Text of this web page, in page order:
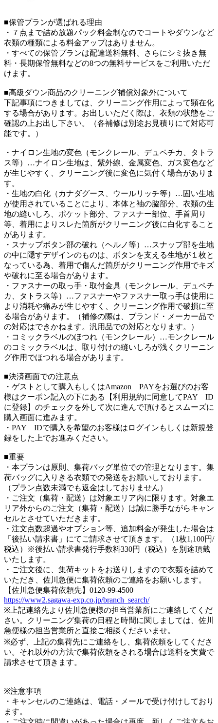
■保管プランが選ばれる理由
・７点まで詰め放題パック料金制なのでコートやダウンなど
衣類の種類による料金アップはありません。
・すべての保管プランは配達送料無料、さらにシミ抜き無
料・長期保管無料などの8つの無料サービスをご利用いただ
けます。
■高級ダウン商品のクリーニング補償対象外について
下記事項につきましては、クリーニング作用によって顕在化
する場合があります。お出しいただく際は、衣類の状態をご
確認の上お出し下さい。（各補修は別途お見積りにて対応可
能です。）
・ナイロン生地の変色（モンクレール、デュペチカ、タトラ
ス等）…ナイロン生地は、紫外線、金属変色、ガス変色など
が生じやすく、クリーニング後に変色に気付く場合がありま
す。
・生地の白化（カナダグース、ウールリッチ等）…固い生地
が使用されていることにより、本体と袖の脇部分、衣類の生
地の縫いしろ、ポケット部分、ファスナー部位、手首周り
等、着用によりスレた箇所がクリーニング後に白化すること
があります。
・スナップボタン部の破れ（ヘルノ等）…スナップ部を生地
の中に隠すデザインのものは、ボタンを支える生地が１枚と
なっている為、着用で傷んだ箇所がクリーニング作用でキズ
や破れに至る場合があります。
・ファスナーの取っ手・取付金具（モンクレール、デュペチ
カ、タトラス等）…ファスナーやファスナー取っ手は使用に
より消耗や痛みが生じやすく、クリーニング作用で破損に至
る場合があります。（補修の際は、ブランド・メーカー品で
の対応はできかねます。汎用品での対応となります。）
・コミックラベルのほつれ（モンクレール）…モンクレール
のコミックラベルは、取り付けの縫いしろが浅くクリーニン
グ作用でほつれる場合があります。
■決済画面での注意点
・ゲストとして購入もしくはAmazon PAYをお選びのお客
様はクーポン記入の下にある【利用規約に同意してPAY ID
に登録】のチェックを外して次に進んで頂けるとスムーズに
購入画面に進みます。
・PAY IDで購入を希望のお客様はログインもしくは新規登
録をした上でお進みください。
■重要
・本プランは原則、集荷バッグ単位での管理となります。集
荷バッグに入りきる衣類での発送をお願いしております。
（プラン点数未満でも返金はしておりません）
・ご注文（集荷・配送）は対象エリア内に限ります。対象エ
リア外からのご注文（集荷・配送）は誠に勝手ながらキャン
セルとさせていただきます。
・注文点数超過やオプション等、追加料金が発生した場合は
「後払い請求書」にてご請求させて頂きます。（1枚1,100円/
税込）※後払い請求書発行手数料330円（税込）を別途頂戴
いたします。
・ご注文後に、集荷キットをお送りしますので衣類を詰めて
いただき、佐川急便に集荷依頼のご連絡をお願いします。
【佐川急便集荷依頼先】0120-99-4500
https://www2.sagawa-exp.co.jp/branch_search/
※上記連絡先より佐川急便様の担当営業所にご連絡してくだ
さい。クリーニング集荷の日程と時間に関しましては、佐川
急便様の担当営業所と直接ご相談くださいませ。
※必ず、上記の集荷先にご連絡をし、集荷依頼をしてくださ
い。それ以外の方法で集荷依頼をされる場合は送料を実費で
請求させて頂きます。
※注意事項
・キャンセルのご連絡は、電話・メールで受け付けしており
ます。